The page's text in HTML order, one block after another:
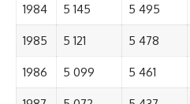
1984 5 145 5 495
1985 5 121 5 478
1986 5 099 5 461